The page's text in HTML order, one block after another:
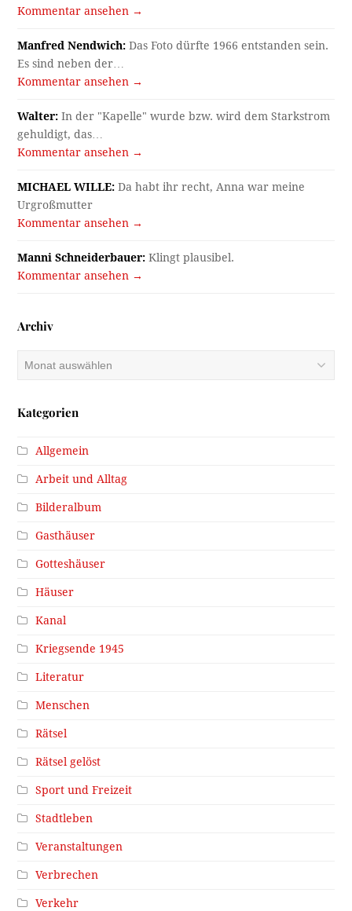
Kommentar ansehen →
Manfred Nendwich: Das Foto dürfte 1966 entstanden sein.
Es sind neben der…
Kommentar ansehen →
Walter: In der "Kapelle" wurde bzw. wird dem Starkstrom
gehuldigt, das…
Kommentar ansehen →
MICHAEL WILLE: Da habt ihr recht, Anna war meine
Urgroßmutter
Kommentar ansehen →
Manni Schneiderbauer: Klingt plausibel.
Kommentar ansehen →
Archiv
Kategorien
Allgemein
Arbeit und Alltag
Bilderalbum
Gasthäuser
Gotteshäuser
Häuser
Kanal
Kriegsende 1945
Literatur
Menschen
Rätsel
Rätsel gelöst
Sport und Freizeit
Stadtleben
Veranstaltungen
Verbrechen
Verkehr